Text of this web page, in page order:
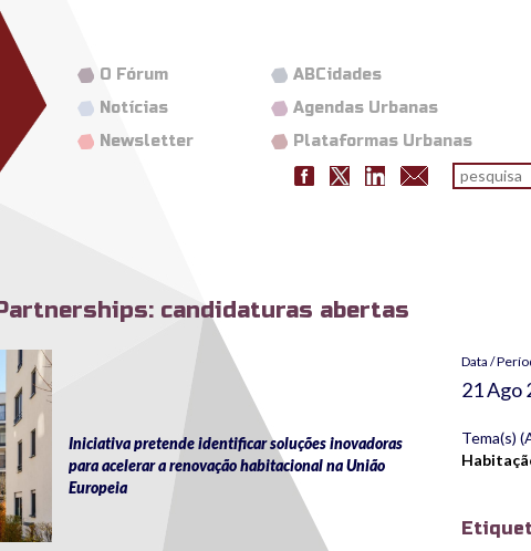
ABCidades
Agendas Urbanas
Plataformas Urbanas
O Fórum
Notícias
Newsletter
pesquisar
candidaturas abertas
for-expressions-of-interest-launched-1024x576.png
Iniciativa pretende identificar soluções inovadoras
para acelerar a renovação habitacional na União
Europeia
Data /
21 Ago
Tema(s)